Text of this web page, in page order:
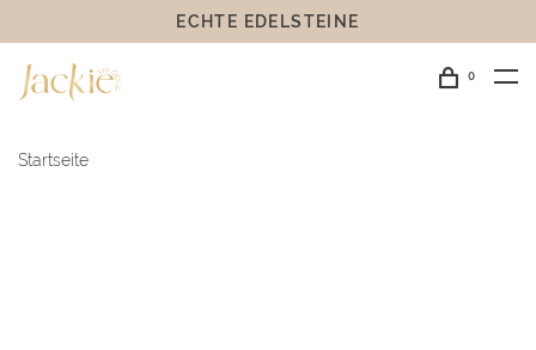
ECHTE EDELSTEINE
0
Startseite